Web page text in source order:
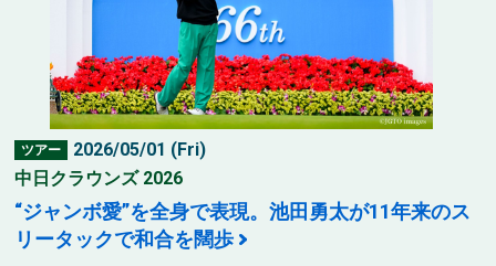
ツアー
2026/05/01 (Fri)
中日クラウンズ 2026
“ジャンボ愛”を全身で表現。池田勇太が11年来のス
リータックで和合を闊歩